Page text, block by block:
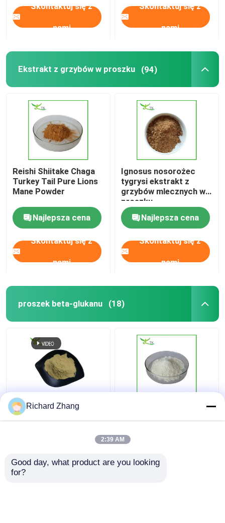
Skontaktuj się z
nami
Skontaktuj się z
nami
Ekstrakt z grzybów w proszku (94)
Reishi Shiitake Chaga
Turkey Tail Pure Lions
Mane Powder
Najlepsza cena
Skontaktuj się z
nami
Ignosus nosorożec
tygrysi ekstrakt z
grzybów mlecznych w
proszku
Najlepsza cena
Skontaktuj się z
nami
proszek beta-glukanu (18)
Rozpuszczalny w
wodzie 70% 80% Beta
Żywność drożdże beta
Richard Zhang
2:39 AM
Good day, what product are you looking
for?